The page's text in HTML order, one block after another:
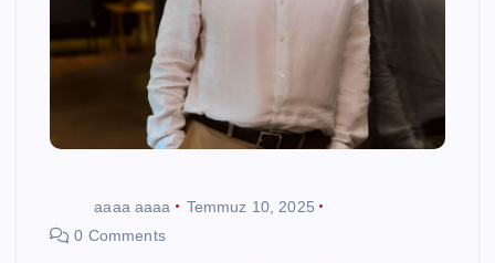
aaaa aaaa
Temmuz 10, 2025
0 Comments